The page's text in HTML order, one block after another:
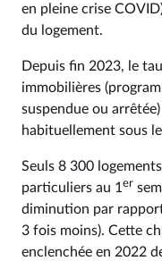
en pleine crise
du logement.
Depuis fin 2023, le
immobilières
suspendue ou
habituellement sous
Seuls 8 300
particuliers au 1 er
diminution par
3 fois moins). Cette
enclenchée en 2022